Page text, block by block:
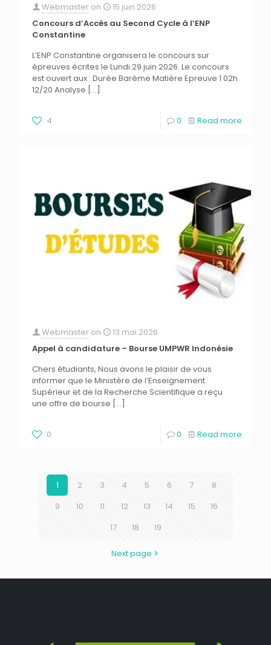
Webmaster on
15 juin 2026
Concours d’Accès au Second Cycle à l’ENP
Constantine
L’ENP Constantine organisera le concours sur
épreuves écrites le Lundi 29 juin 2026. Le concours
est ouvert aux : Durée Barème Matière Epreuve 1 02h
12/20 Analyse […]
4 0 Read more
Webmaster on
13 mai 2026
Appel à candidature – Bourse UMPWR Indonésie
Chers étudiants, Nous avons le plaisir de vous
informer que le Ministère de l’Enseignement
Supérieur et de la Recherche Scientifique a reçu
une offre de bourse […]
0 0 Read more
1 2 3 4 5 6 7
8
9
10 11 12 13 14 15
16
17
18 19
Next page